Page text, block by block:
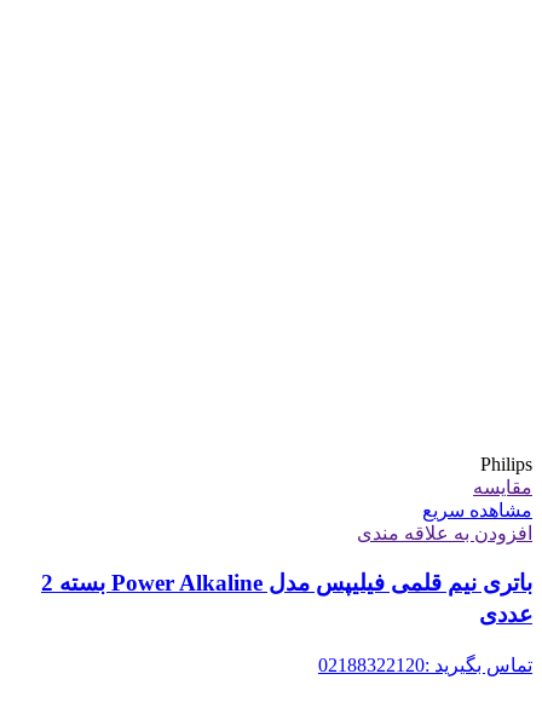
Philips
مقایسه
مشاهده سریع
افزودن به علاقه مندی
باتری نیم قلمی فیلیپس مدل Power Alkaline بسته 2
عددی
تماس بگیرید :02188322120